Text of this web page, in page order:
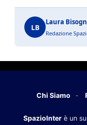
LB
Laura
Redazione
Chi Siamo
SpazioInter è un